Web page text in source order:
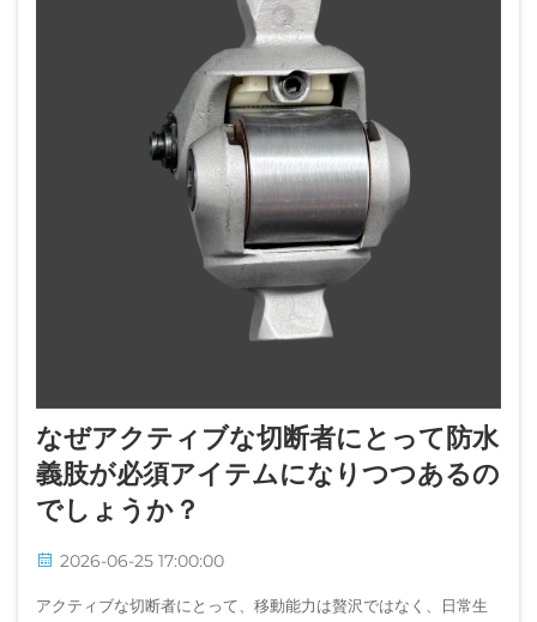
なぜアクティブな切断者にとって防水
義肢が必須アイテムになりつつあるの
でしょうか？
2026-06-25 17:00:00
アクティブな切断者にとって、移動能力は贅沢ではなく、日常生